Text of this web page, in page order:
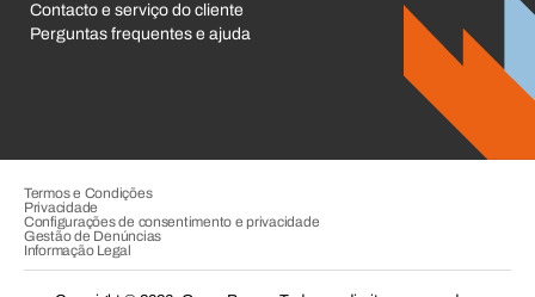
Contacto e serviço do cliente
Perguntas frequentes e ajuda
Termos e Condições
Privacidade
Configurações de consentimento e privacidade
Gestão de Denúncias
Informação Legal